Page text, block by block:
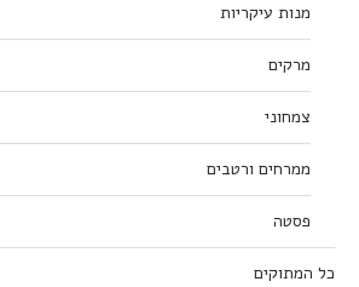
מנות עיקריות
מרקים
צמחוני
ממרחים ורטבים
פסטה
כל המתוקים